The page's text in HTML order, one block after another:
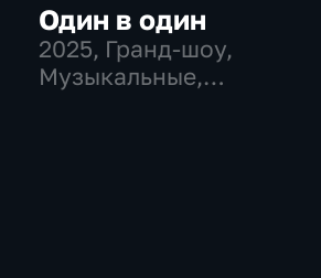
Один в один
2025, Гранд-шоу,
Музыкальные,